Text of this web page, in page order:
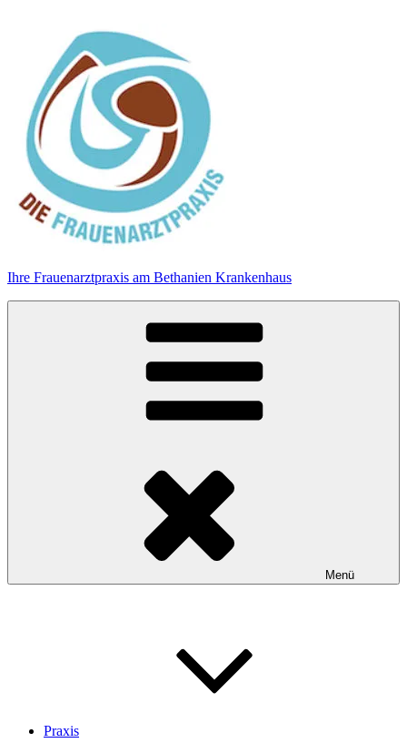
Ihre Frauenarztpraxis am Bethanien Krankenhaus
Menü
Praxis